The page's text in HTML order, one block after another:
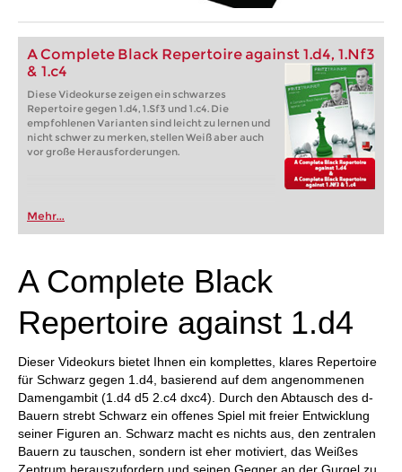
A Complete Black Repertoire against 1.d4, 1.Nf3
& 1.c4
Diese Videokurse zeigen ein schwarzes
Repertoire gegen 1.d4, 1.Sf3 und 1.c4. Die
empfohlenen Varianten sind leicht zu lernen und
nicht schwer zu merken, stellen Weiß aber auch
vor große Herausforderungen.
Mehr...
A Complete Black
Repertoire against 1.d4
Dieser Videokurs bietet Ihnen ein komplettes, klares Repertoire
für Schwarz gegen 1.d4, basierend auf dem angenommenen
Damengambit (1.d4 d5 2.c4 dxc4). Durch den Abtausch des d-
Bauern strebt Schwarz ein offenes Spiel mit freier Entwicklung
seiner Figuren an. Schwarz macht es nichts aus, den zentralen
Bauern zu tauschen, sondern ist eher motiviert, das Weißes